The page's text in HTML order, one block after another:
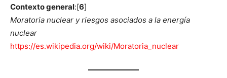
Contexto general:[6]
Moratoria nuclear y riesgos asociados a la energía
nuclear
https://es.wikipedia.org/wiki/Moratoria_nuclear